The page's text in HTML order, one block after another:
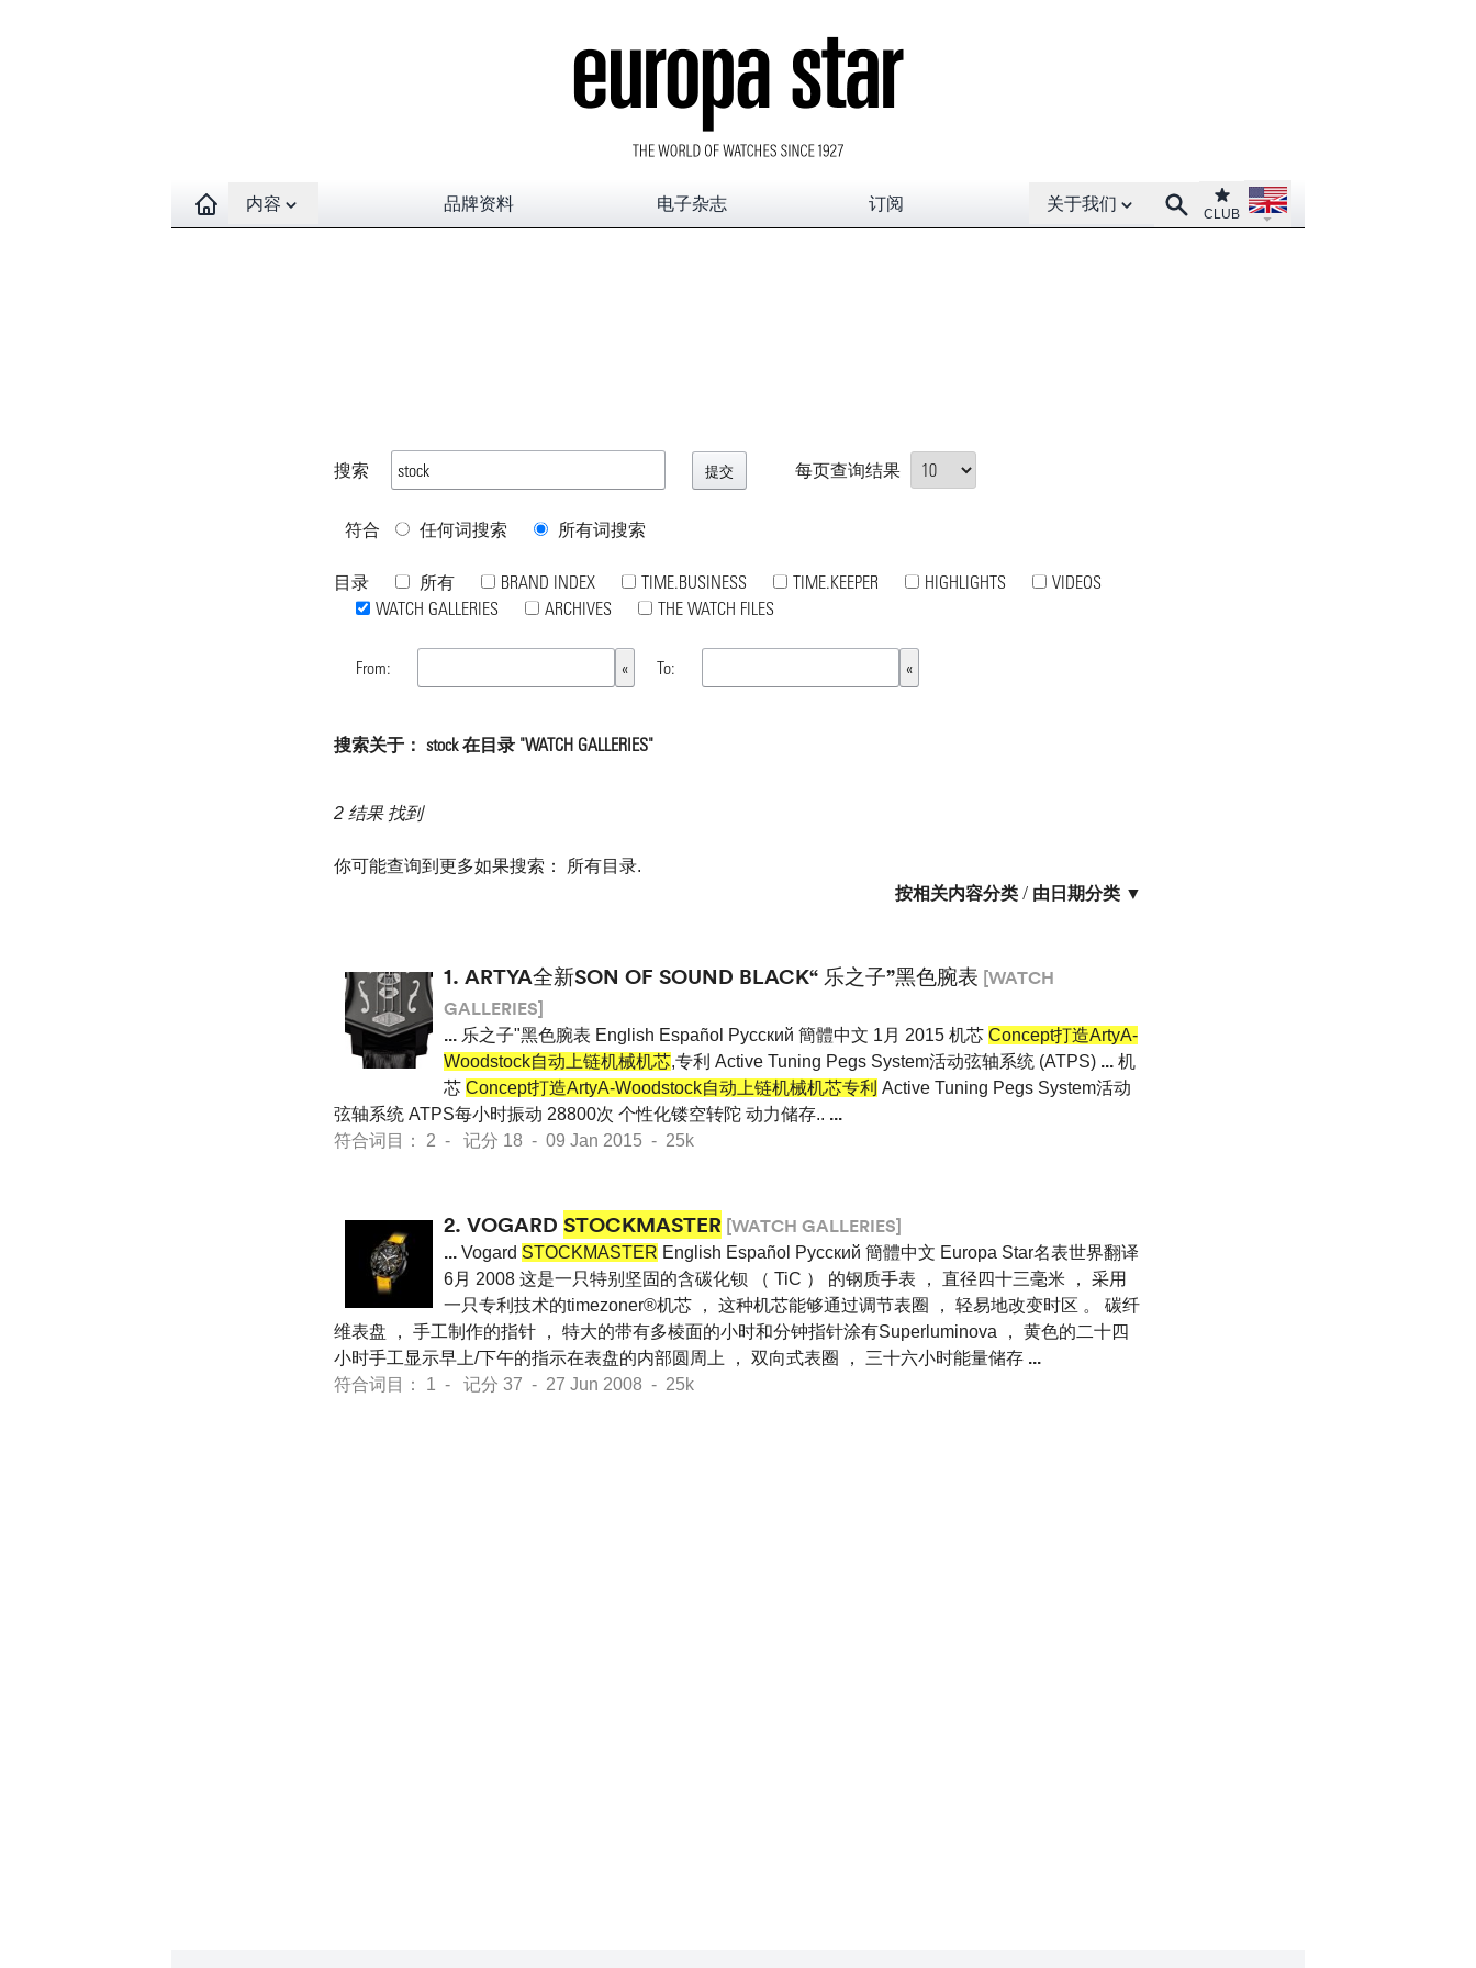
Open contents menu
内容 品牌资料 电子杂志 订阅
Open About menu
关于我们 SearchClub
CLUB
Open language menu
搜索 每页查询结果
符合 任何词搜索 所有词搜索
目录 所有 BRAND INDEX TIME.BUSINESS TIME.KEEPER HIGHLIGHTS
VIDEOS
WATCH GALLERIES
ARCHIVES THE WATCH FILES
From: To:
搜索关于： stock 在目录 "WATCH GALLERIES"
2 结果 找到
你可能查询到更多如果搜索： 所有目录.
按相关内容分类 / 由日期分类 ▼
1. ARTYA全新SON OF SOUND BLACK“ 乐之子”黑色腕表 [WATCH
GALLERIES]
... 乐之子"黑色腕表 English Español Pусский 簡體中文 1月 2015 机芯 Concept打造ArtyA-
Woodstock自动上链机械机芯,专利 Active Tuning Pegs System活动弦轴系统 (ATPS) ... 机
芯 Concept打造ArtyA-Woodstock自动上链机械机芯专利 Active Tuning Pegs System活动
弦轴系统 ATPS每小时振动 28800次 个性化镂空转陀 动力储存.. ...
符合词目： 2 - 记分 18 - 09 Jan 2015 - 25k
2. VOGARD STOCKMASTER [WATCH GALLERIES]
... Vogard STOCKMASTER English Español Pусский 簡體中文 Europa Star名表世界翻译
6月 2008 这是一只特别坚固的含碳化钡 （ TiC ） 的钢质手表 ， 直径四十三毫米 ， 采用
一只专利技术的timezoner®机芯 ， 这种机芯能够通过调节表圈 ， 轻易地改变时区 。 碳纤
维表盘 ， 手工制作的指针 ， 特大的带有多棱面的小时和分钟指针涂有Superluminova ， 黄色的二十四
小时手工显示早上/下午的指示在表盘的内部圆周上 ， 双向式表圈 ， 三十六小时能量储存 ...
符合词目： 1 - 记分 37 - 27 Jun 2008 - 25k